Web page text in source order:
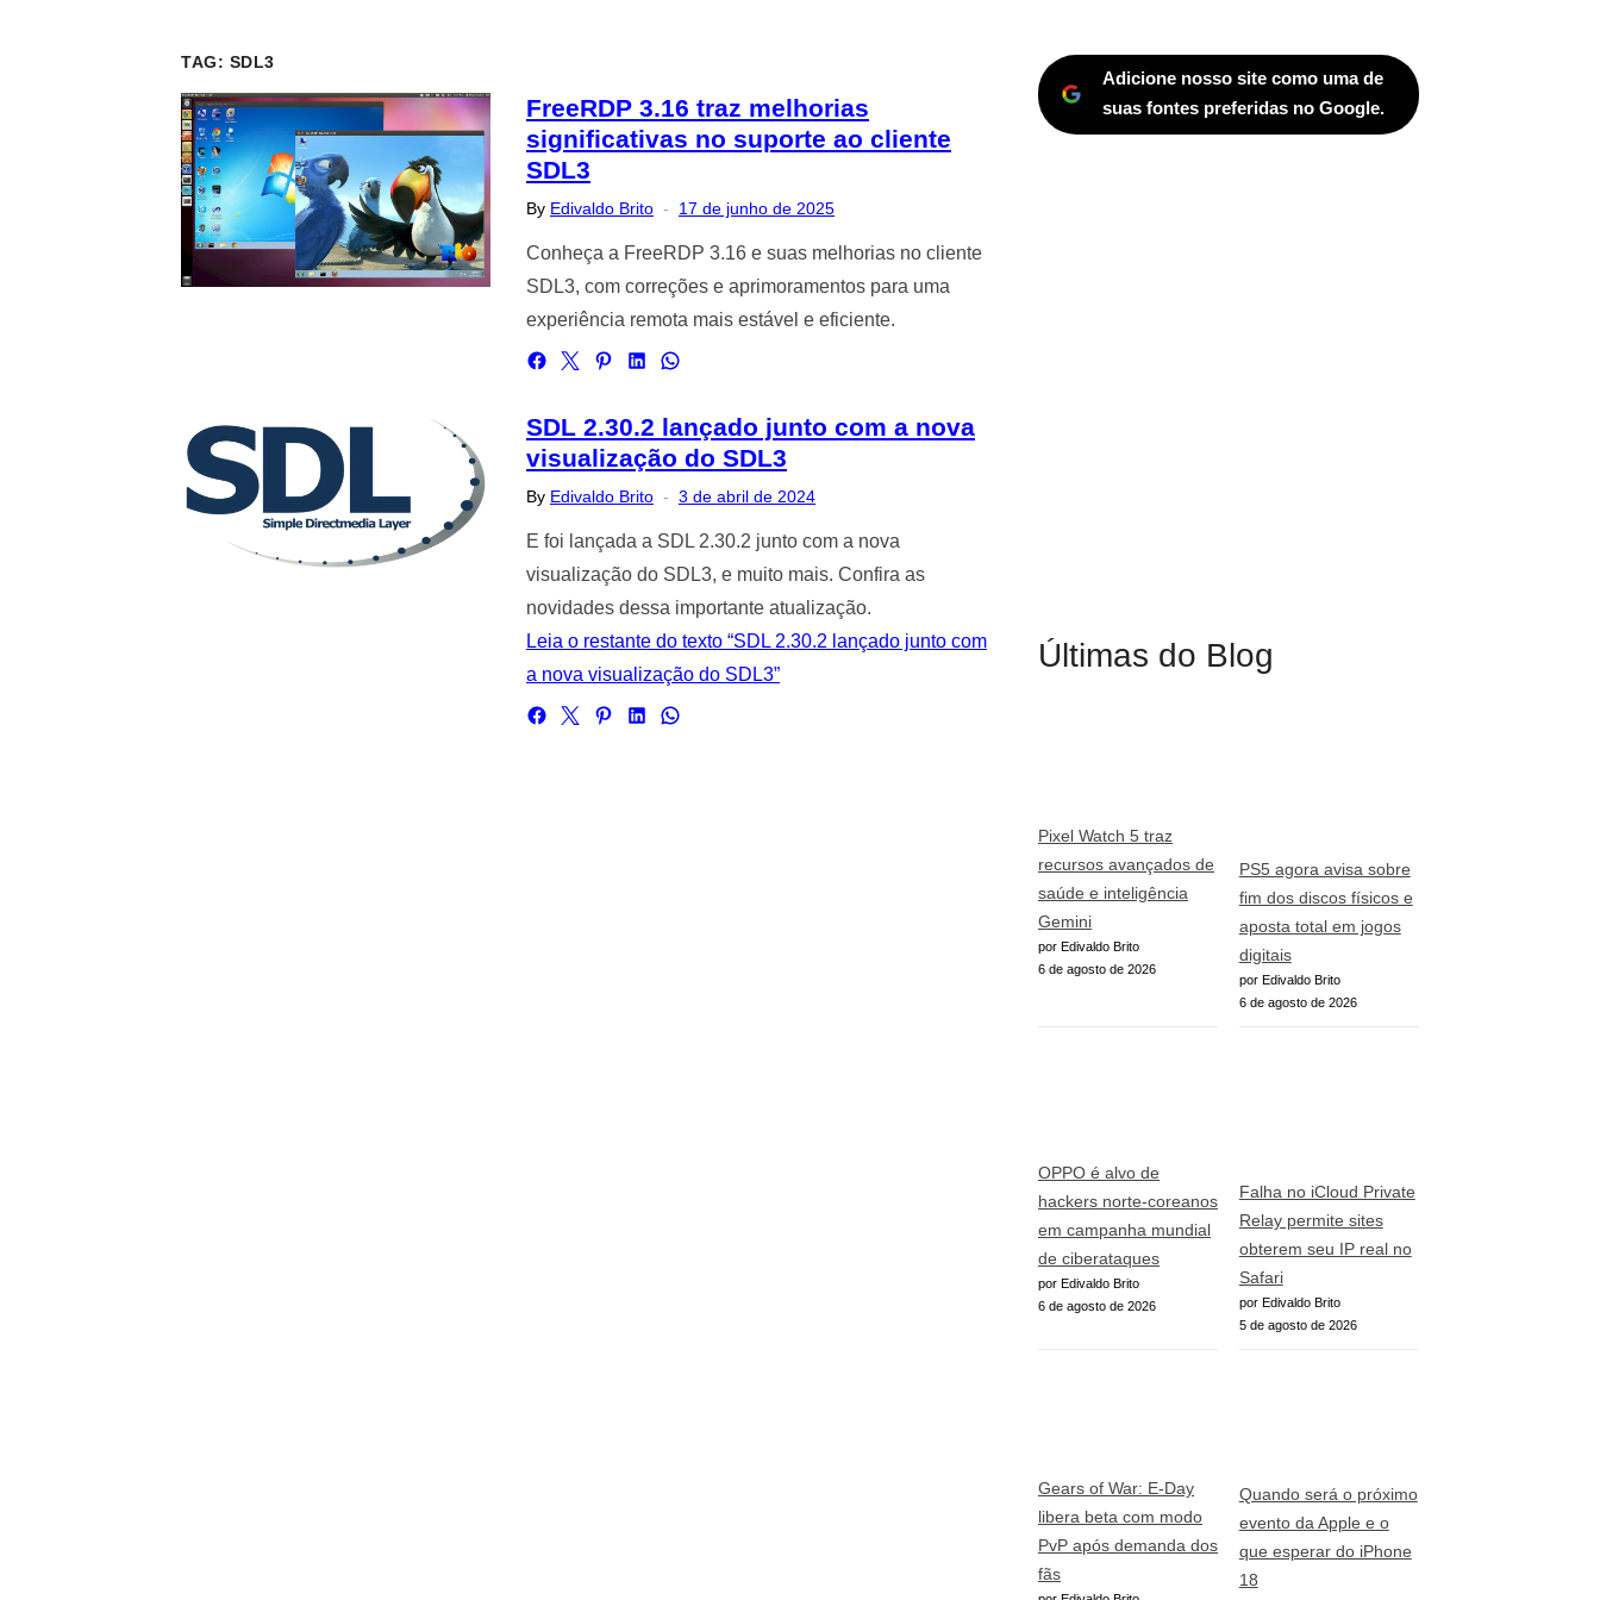
TAG: SDL3
FreeRDP 3.16 traz melhorias
significativas no suporte ao cliente
SDL3
By Edivaldo Brito
Posted
17 de junho de 2025
Conheça a FreeRDP 3.16 e suas melhorias no cliente
SDL3, com correções e aprimoramentos para uma
experiência remota mais estável e eficiente.
SDL 2.30.2 lançado junto com a nova
visualização do SDL3
By Edivaldo Brito
Posted
3 de abril de 2024
E foi lançada a SDL 2.30.2 junto com a nova
visualização do SDL3, e muito mais. Confira as
novidades dessa importante atualização.
Leia o restante do texto “SDL 2.30.2 lançado junto com
a nova visualização do SDL3”
Adicione nosso site como uma de
suas fontes preferidas no Google.
Últimas do Blog
Pixel Watch 5 traz
recursos avançados de
saúde e inteligência
Gemini
por Edivaldo Brito
6 de agosto de 2026
PS5 agora avisa sobre
fim dos discos físicos e
aposta total em jogos
digitais
por Edivaldo Brito
6 de agosto de 2026
OPPO é alvo de
hackers norte-coreanos
em campanha mundial
de ciberataques
por Edivaldo Brito
6 de agosto de 2026
Falha no iCloud Private
Relay permite sites
obterem seu IP real no
Safari
por Edivaldo Brito
5 de agosto de 2026
Gears of War: E-Day
libera beta com modo
PvP após demanda dos
fãs
Quando será o próximo
evento da Apple e o
que esperar do iPhone
18